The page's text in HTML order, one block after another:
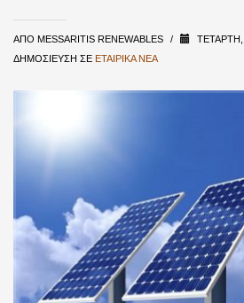
ΑΠΌ MESSARITIS RENEWABLES /
ΔΗΜΟΣΊΕΥΣΗ ΣΕ ΕΤΑΙΡΙΚΆ ΝΈΑ